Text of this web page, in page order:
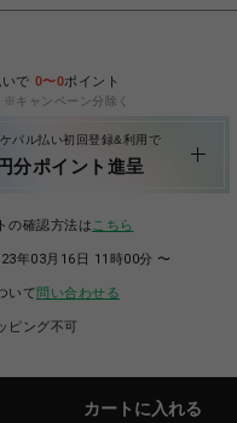
で 0〜0ポイント
※キャンペーン分除く
パル払い初回登録&利用で
分ポイント進呈
の確認方法は こちら
年03月16日 11時00分 〜
いて問い合わせる
ピング不可
カートに入れる